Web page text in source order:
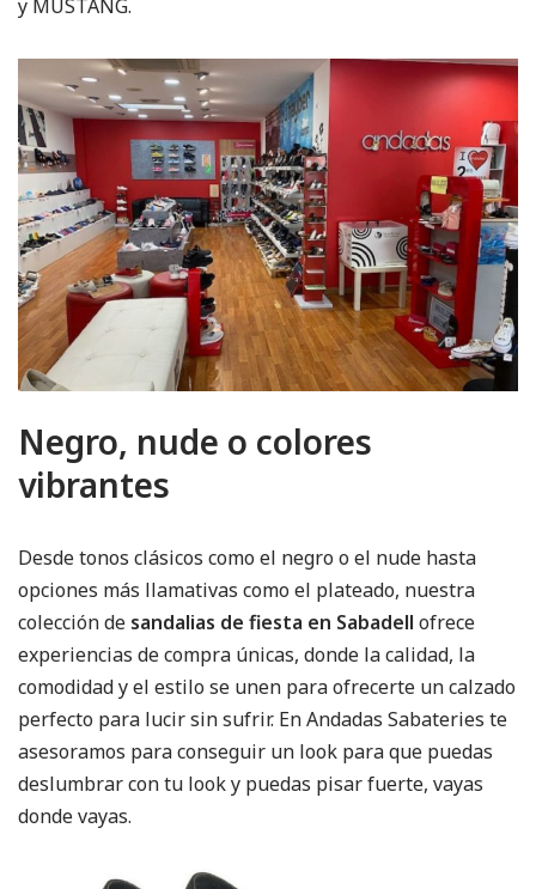
y MUSTANG.
Negro, nude o colores
vibrantes
Desde tonos clásicos como el negro o el nude hasta
opciones más llamativas como el plateado, nuestra
colección de sandalias de fiesta en Sabadell ofrece
experiencias de compra únicas, donde la calidad, la
comodidad y el estilo se unen para ofrecerte un calzado
perfecto para lucir sin sufrir. En Andadas Sabateries te
asesoramos para conseguir un look para que puedas
deslumbrar con tu look y puedas pisar fuerte, vayas
donde vayas.